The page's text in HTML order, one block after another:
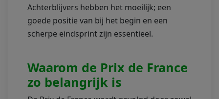
Achterblijvers hebben het moeilijk; een
goede positie van bij het begin en een
scherpe eindsprint zijn essentieel.
Waarom de Prix de France
zo belangrijk is